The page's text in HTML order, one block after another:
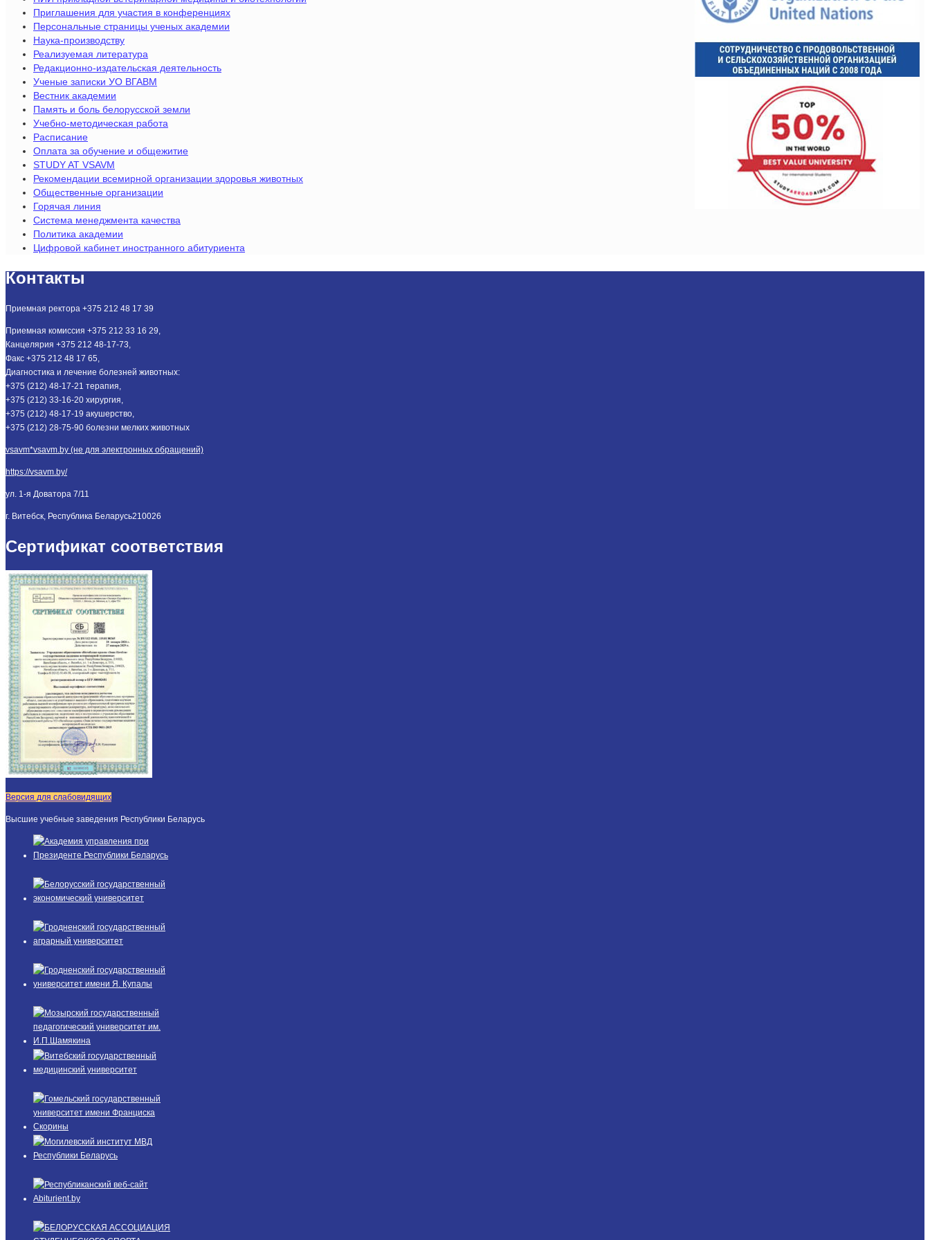
Приглашения для участия в конференциях
Персональные страницы ученых академии
Наука-производству
Реализуемая литература
Редакционно-издательская деятельность
Ученые записки УО ВГАВМ
Вестник академии
Память и боль белорусской земли
Учебно-методическая работа
Расписание
Оплата за обучение и общежитие
STUDY AT VSAVM
Рекомендации всемирной организации здоровья животных
Общественные организации
Горячая линия
Система менеджмента качества
Политика академии
Цифровой кабинет иностранного абитуриента
Контакты
Приемная ректора +375 212 48 17 39
Приемная комиссия +375 212 33 16 29,
Канцелярия +375 212 48-17-73,
Факс +375 212 48 17 65,
Диагностика и лечение болезней животных:
+375 (212) 48-17-21 терапия,
+375 (212) 33-16-20 хирургия,
+375 (212) 48-17-19 акушерство,
+375 (212) 28-75-90 болезни мелких животных
vsavm*vsavm.by (не для электронных обращений)
https://vsavm.by/
ул. 1-я Доватора 7/11
г. Витебск, Республика Беларусь210026
Сертификат соответствия
Версия для слабовидящих
Высшие учебные заведения Республики Беларусь